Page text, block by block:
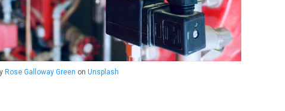
Rose Galloway Green on Unsplash